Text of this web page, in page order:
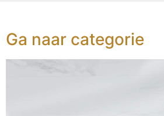
Ga naar categorie